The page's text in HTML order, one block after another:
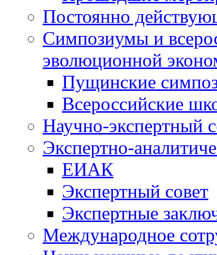
Постоянно
Симпозиумы и
эволюционной
Пущинские
Всероссийские
Научно-экспертный
Экспертно-
ЕИАК
Экспертный совет
Экспертные
Международное